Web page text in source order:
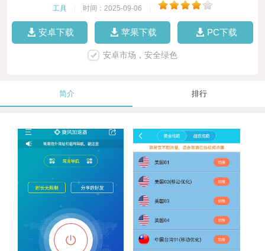
工具 时间：2025-09-06
安卓下载 苹果下载 PC下载
安卓市场，安全绿色
简介 排行